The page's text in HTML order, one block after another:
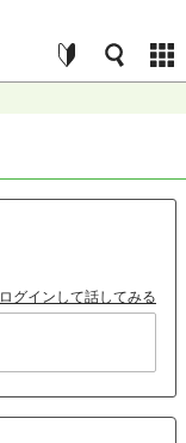
ログインして話してみる